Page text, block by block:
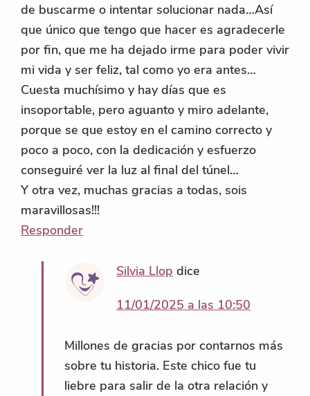
de buscarme o intentar solucionar nada…Así
que único que tengo que hacer es agradecerle
por fin, que me ha dejado irme para poder vivir
mi vida y ser feliz, tal como yo era antes…
Cuesta muchísimo y hay días que es
insoportable, pero aguanto y miro adelante,
porque se que estoy en el camino correcto y
poco a poco, con la dedicación y esfuerzo
conseguiré ver la luz al final del túnel…
Y otra vez, muchas gracias a todas, sois
maravillosas!!!
Responder
Silvia Llop dice
11/01/2025 a las 10:50
Millones de gracias por contarnos más
sobre tu historia. Este chico fue tu
liebre para salir de la otra relación y